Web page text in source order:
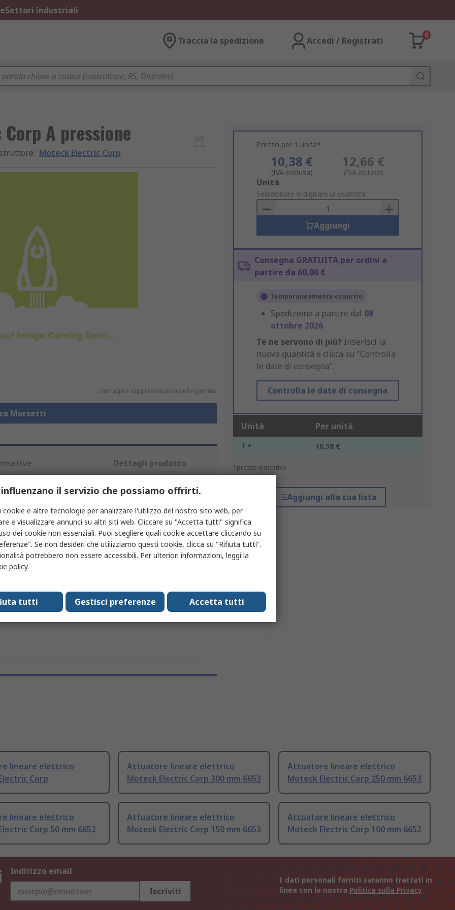
Settori industriali
Traccia la spedizione Accedi / Registrati
0
A pressione
: Moteck Electric Corp
Immagine rappresentativa della gamma
Morsetti
Prezzo per 1 unità*
10,38 €
(IVA esclusa)
12,66 €
(IVA inclusa)
Add
to
Basket
Unità
Selezionare o digitare la quantità
Aggiungi
Consegna GRATUITA per ordini a
partire da 60,00 €
Temporaneamente esaurito
Spedizione a partire dal 08
ottobre 2026
Te ne servono di più? Inserisci la
nuova quantità e clicca su "Controlla
le date di consegna".
Controlla le date di consegna
Unità Per unità
1 + 10,38 €
*prezzo indicativo
Aggiungi alla tua lista
Dettagli prodotto
attributi.
Valore
Moteck Electric Corp
No
lineare elettrico
Corp
Attuatore lineare elettrico
Moteck Electric Corp 300 mm 6653
Attuatore lineare elettrico
Moteck Electric Corp 250 mm 6653
lineare elettrico
Corp 50 mm 6652
Attuatore lineare elettrico
Moteck Electric Corp 150 mm 6653
Attuatore lineare elettrico
Moteck Electric Corp 100 mm 6652
Indirizzo email
Iscriviti
I dati personali forniti saranno trattati in
linea con la nostra Politica sulla Privacy.
il servizio che possiamo offrirti.
cookie e altre tecnologie per analizzare l'utilizzo del nostro sito web, per
e visualizzare annunci su altri siti web. Cliccare su "Accetta tutti" significa
dei cookie non essenziali. Puoi scegliere quali cookie accettare cliccando su
Se non desideri che utilizziamo questi cookie, clicca su "Rifiuta tutti".
potrebbero non essere accessibili. Per ulteriori informazioni, leggi la
policy.
Accetta tutti
Gestisci preferenze
tutti